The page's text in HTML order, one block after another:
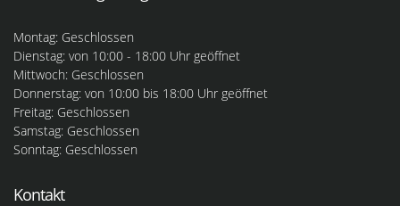
Montag: Geschlossen
Dienstag: von 10:00 - 18:00 Uhr geöffnet
Mittwoch: Geschlossen
Donnerstag: von 10:00 bis 18:00 Uhr geöffnet
Freitag: Geschlossen
Samstag: Geschlossen
Sonntag: Geschlossen
Kontakt